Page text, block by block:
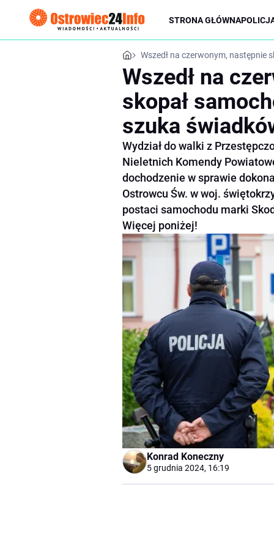
STRONA GŁÓWNA
Wszedł na czerwonym, następnie
Wszedł na
skopał
szuka
Wydział do walki z
Nieletnich Komendy
dochodzenie w sprawie
Ostrowcu Św. w woj.
postaci samochodu marki
Więcej poniżej!
Konrad Koneczny
5 grudnia 2024, 16:19